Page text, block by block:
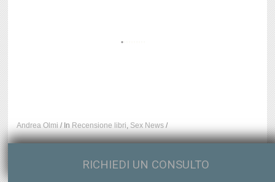
Andrea Olmi / In Recensione libri,Sex News /
Twitter LinkedIn
RICHIEDI UN CONSULTO